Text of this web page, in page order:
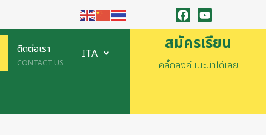
Facebook
YouTube
ติดต่อเรา
CONTACT US
ITA สมัครเรียน
คลื๊กลิงค์แนะนำได้เลย